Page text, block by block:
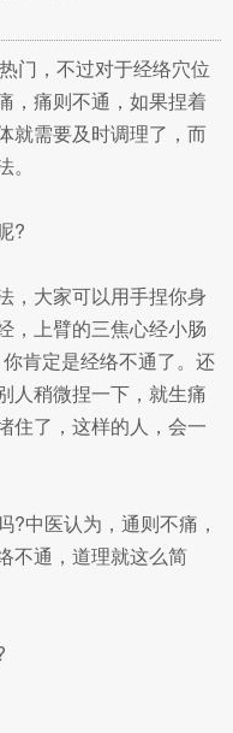
门，不过对于经络穴位
，痛则不通，如果捏着
就需要及时调理了，而
?
，大家可以用手捏你身
，上臂的三焦心经小肠
肯定是经络不通了。还
人稍微捏一下，就生痛
住了，这样的人，会一
?中医认为，通则不痛，
不通，道理就这么简